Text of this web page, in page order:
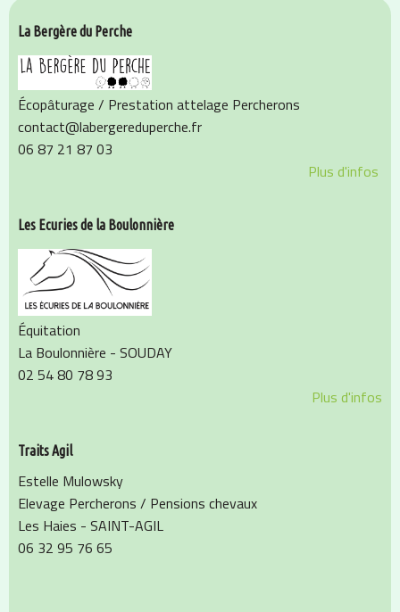
La Bergère du Perche
Écopâturage / Prestation attelage Percherons
contact@labergereduperche.fr
06 87 21 87 03
Plus d'infos
Les Ecuries de la Boulonnière
Équitation
La Boulonnière - SOUDAY
02 54 80 78 93
Plus d'infos
Traits Agil
Estelle Mulowsky
Elevage Percherons / Pensions chevaux
Les Haies - SAINT-AGIL
06 32 95 76 65